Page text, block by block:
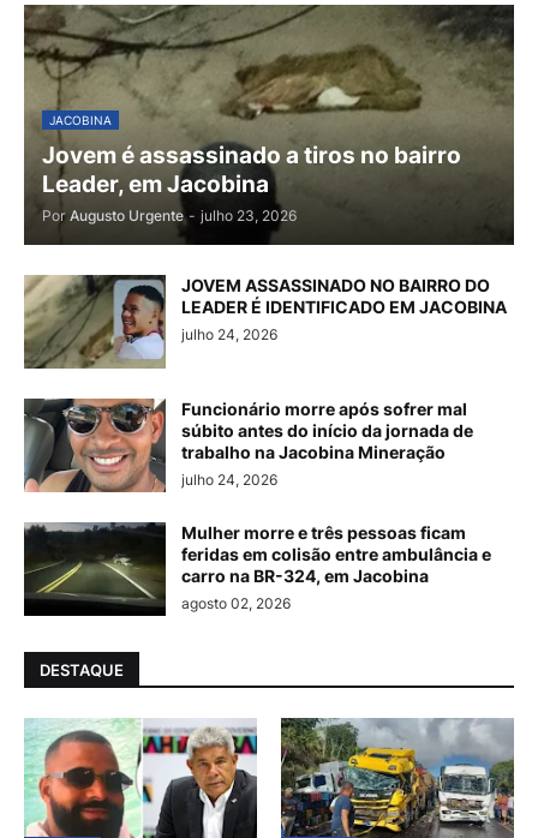
JACOBINA
Jovem é assassinado a tiros no bairro
Leader, em Jacobina
Por Augusto Urgente - julho 23, 2026
JOVEM ASSASSINADO NO BAIRRO DO
LEADER É IDENTIFICADO EM JACOBINA
julho 24, 2026
Funcionário morre após sofrer mal
súbito antes do início da jornada de
trabalho na Jacobina Mineração
julho 24, 2026
Mulher morre e três pessoas ficam
feridas em colisão entre ambulância e
carro na BR-324, em Jacobina
agosto 02, 2026
DESTAQUE